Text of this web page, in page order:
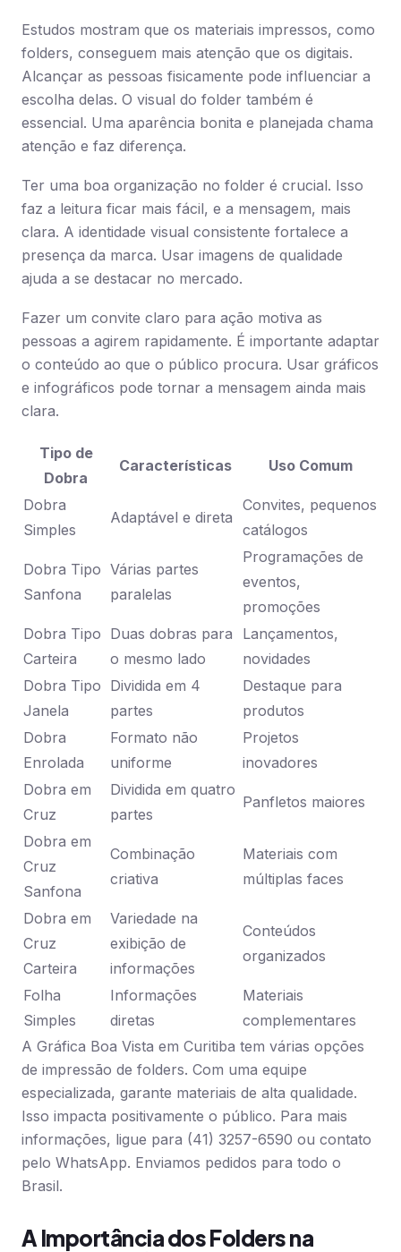
Estudos mostram que os materiais impressos, como
folders, conseguem mais atenção que os digitais.
Alcançar as pessoas fisicamente pode influenciar a
escolha delas. O visual do folder também é
essencial. Uma aparência bonita e planejada chama
atenção e faz diferença.
Ter uma boa organização no folder é crucial. Isso
faz a leitura ficar mais fácil, e a mensagem, mais
clara. A identidade visual consistente fortalece a
presença da marca. Usar imagens de qualidade
ajuda a se destacar no mercado.
Fazer um convite claro para ação motiva as
pessoas a agirem rapidamente. É importante adaptar
o conteúdo ao que o público procura. Usar gráficos
e infográficos pode tornar a mensagem ainda mais
clara.
Tipo de
Dobra
Características Uso Comum
Dobra
Simples
Adaptável e direta
Convites, pequenos
catálogos
Dobra Tipo
Sanfona
Várias partes
paralelas
Programações de
eventos,
promoções
Dobra Tipo
Carteira
Duas dobras para
o mesmo lado
Lançamentos,
novidades
Dobra Tipo
Janela
Dividida em 4
partes
Destaque para
produtos
Dobra
Enrolada
Formato não
uniforme
Projetos
inovadores
Dobra em
Cruz
Dividida em quatro
partes
Panfletos maiores
Dobra em
Cruz
Sanfona
Combinação
criativa
Materiais com
múltiplas faces
Dobra em
Cruz
Carteira
Variedade na
exibição de
informações
Conteúdos
organizados
Folha
Simples
Informações
diretas
Materiais
complementares
A Gráfica Boa Vista em Curitiba tem várias opções
de impressão de folders. Com uma equipe
especializada, garante materiais de alta qualidade.
Isso impacta positivamente o público. Para mais
informações, ligue para (41) 3257-6590 ou contato
pelo WhatsApp. Enviamos pedidos para todo o
Brasil.
A Importância dos Folders na